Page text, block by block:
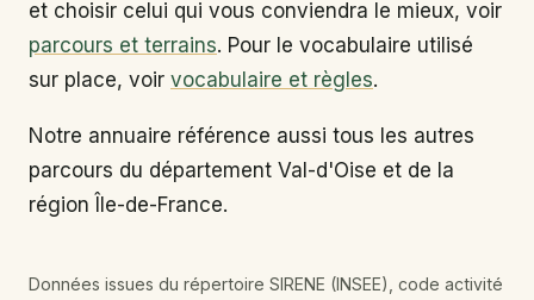
et choisir celui qui vous conviendra le mieux, voir
parcours et terrains. Pour le vocabulaire utilisé
sur place, voir vocabulaire et règles.
Notre annuaire référence aussi tous les autres
parcours du département Val-d'Oise et de la
région Île-de-France.
Données issues du répertoire SIRENE (INSEE), code activité